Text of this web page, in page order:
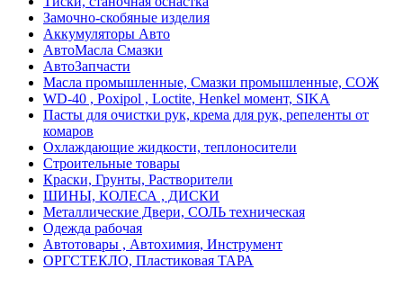
Замочно-скобяные изделия
Аккумуляторы Авто
АвтоМасла Смазки
АвтоЗапчасти
Масла промышленные, Смазки промышленные, СОЖ
WD-40 , Poxipol , Loctite, Henkel момент, SIKA
Пасты для очистки рук, крема для рук, репеленты от
комаров
Охлаждающие жидкости, теплоносители
Строительные товары
Краски, Грунты, Растворители
ШИНЫ, КОЛЕСА , ДИСКИ
Металлические Двери, СОЛЬ техническая
Одежда рабочая
Автотовары , Автохимия, Инструмент
ОРГСТЕКЛО, Пластиковая ТАРА